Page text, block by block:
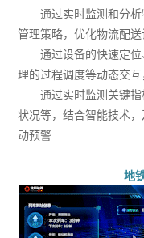
通过实时监测和分
管理策略，优化物流配
通过设备的快速定
理的过程调度等动态交
通过实时监测关键
状况等，结合智能技术
动预警
地